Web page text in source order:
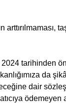
tarihinden
da
dair
ödemeyen